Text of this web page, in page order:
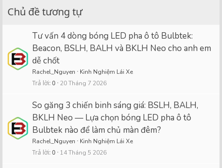
Chủ đề tương tự
Tư vấn 4 dòng bóng LED pha ô tô Bulbtek:
Beacon, BSLH, BALH và BKLH Neo cho anh em
dễ chốt
Rachel_Nguyen Kinh Nghiệm Lái Xe
Trả lời 0 20 Tháng 7 2026
So găng 3 chiến binh sáng giá: BSLH, BALH,
BKLH Neo — Lựa chọn bóng LED pha ô tô
Bulbtek nào để làm chủ màn đêm?
Rachel_Nguyen Kinh Nghiệm Lái Xe
Trả lời 0 14 Tháng 5 2026